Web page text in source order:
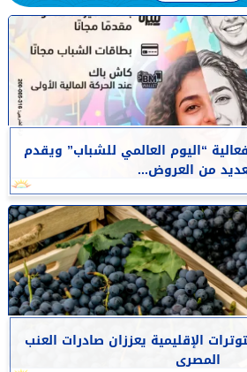
“اليوم العالمي للشباب” ويقدم
من العروض...
الإقليمية يعززان صادرات العنب
المصرى